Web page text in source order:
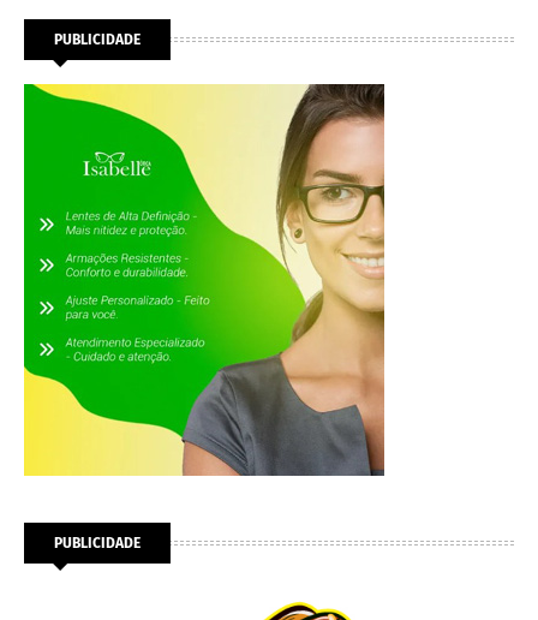
PUBLICIDADE
PUBLICIDADE